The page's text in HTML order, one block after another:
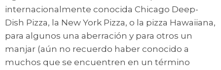
internacionalmente conocida Chicago Deep-
Dish Pizza, la New York Pizza, o la pizza Hawaiiana,
para algunos una aberración y para otros un
manjar (aún no recuerdo haber conocido a
muchos que se encuentren en un término